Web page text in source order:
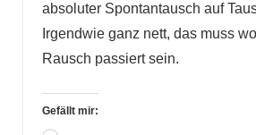
absoluter Spontantausch auf
Irgendwie ganz nett, das muss
Rausch passiert sein.
Gefällt mir: